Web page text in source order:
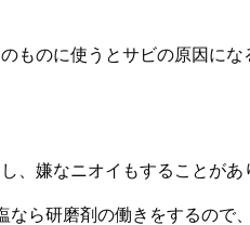
ものに使うとサビの原因にな
、嫌なニオイもすることがあ
ら研磨剤の働きをするので